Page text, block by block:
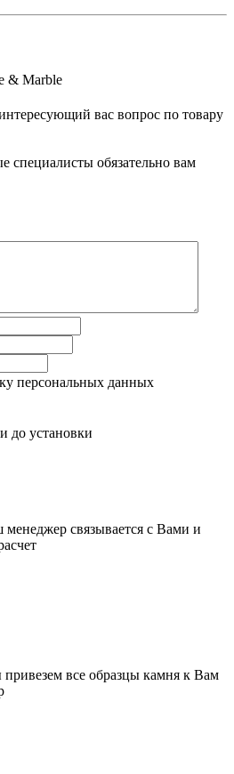
& Marble
вас вопрос по товару
обязательно вам
персональных данных
до установки
менеджер связывается с Вами и
все образцы камня к Вам